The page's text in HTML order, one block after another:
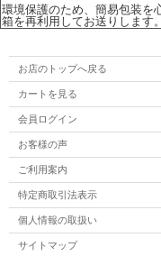
環境保護のため、簡易包装を
箱を再利用してお送りします。
お店のトップへ戻る
カートを見る
会員ログイン
お客様の声
ご利用案内
特定商取引法表示
個人情報の取扱い
サイトマップ